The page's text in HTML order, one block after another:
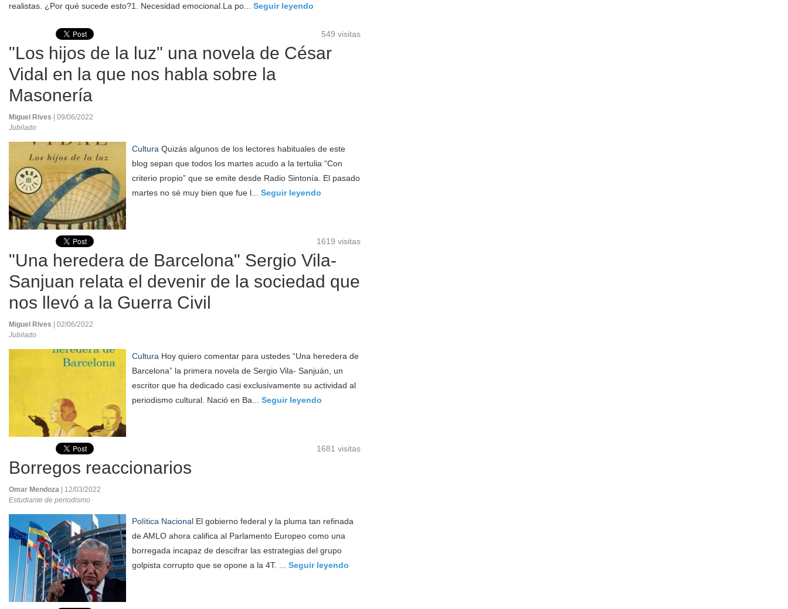
realistas. ¿Por qué sucede esto?1. Necesidad emocional.La po... Seguir leyendo
549 visitas
"Los hijos de la luz" una novela de César
Vidal en la que nos habla sobre la
Masonería
Miguel Rives
| 09/06/2022
Jubilado
Cultura Quizás algunos de los lectores habituales de este
blog sepan que todos los martes acudo a la tertulia “Con
criterio propio” que se emite desde Radio Sintonía. El pasado
martes no sé muy bien que fue l... Seguir leyendo
1619 visitas
"Una heredera de Barcelona" Sergio Vila-
Sanjuan relata el devenir de la sociedad que
nos llevó a la Guerra Civil
Miguel Rives
| 02/06/2022
Jubilado
Cultura Hoy quiero comentar para ustedes “Una heredera de
Barcelona” la primera novela de Sergio Vila- Sanjuán, un
escritor que ha dedicado casi exclusivamente su actividad al
periodismo cultural. Nació en Ba... Seguir leyendo
1681 visitas
Borregos reaccionarios
Omar Mendoza
| 12/03/2022
Estudiante de periodismo
Política Nacional El gobierno federal y la pluma tan refinada
de AMLO ahora califica al Parlamento Europeo como una
borregada incapaz de descifrar las estrategias del grupo
golpista corrupto que se opone a la 4T. ... Seguir leyendo